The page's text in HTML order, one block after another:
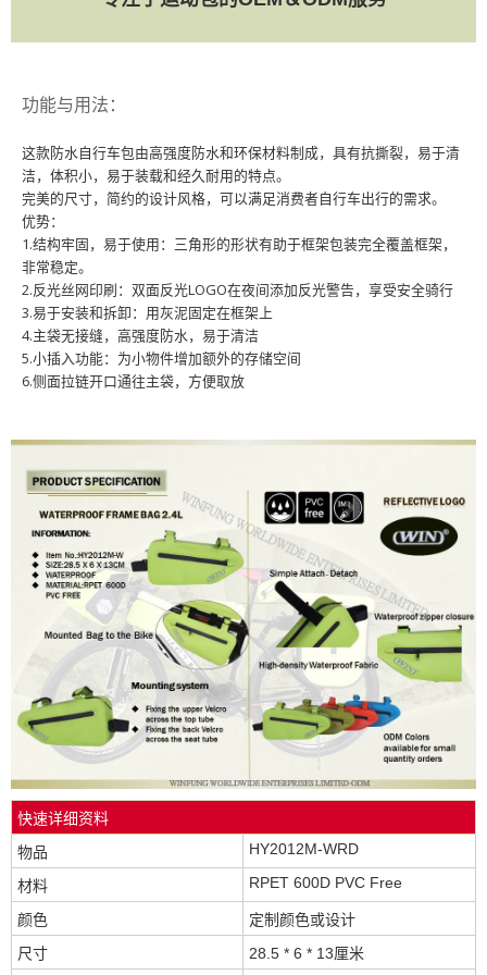
功能与用法：
这款防水自行车包由高强度防水和环保材料制成，具有抗撕裂，易于清
洁，体积小，易于装载和经久耐用的特点。
完美的尺寸，简约的设计风格，可以满足消费者自行车出行的需求。
优势：
1.结构牢固，易于使用：三角形的形状有助于框架包装完全覆盖框架，
非常稳定。
2.反光丝网印刷：双面反光LOGO在夜间添加反光警告，享受安全骑行
3.易于安装和拆卸：用灰泥固定在框架上
4.主袋无接缝，高强度防水，易于清洁
5.小插入功能：为小物件增加额外的存储空间
6.侧面拉链开口通往主袋，方便取放
快速详细资料
物品
HY2012M-WRD
材料 RPET 600D PVC Free
颜色
定制颜色或设计
尺寸
28.5 * 6 * 13厘米